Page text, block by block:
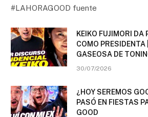
#LAHORAGOOD fuente
KEIKO FUJIMORI DA
COMO
GASEOSA DE
30/07/2026
¿HOY SEREMOS
PASÓ EN FIESTAS
GOOD